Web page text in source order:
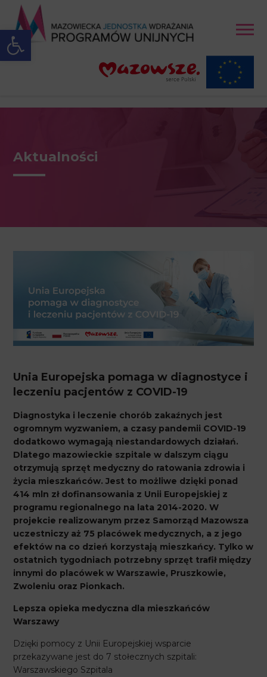
Open toolbar
Aktualności
Unia Europejska pomaga w diagnostyce i
leczeniu pacjentów z COVID-19
Diagnostyka i leczenie chorób zakaźnych jest
ogromnym wyzwaniem, a czasy pandemii COVID-19
dodatkowo wymagają niestandardowych działań.
Dlatego mazowieckie szpitale w dalszym ciągu
otrzymują sprzęt medyczny do ratowania zdrowia i
życia mieszkańców. Jest to możliwe dzięki ponad
414 mln zł dofinansowania z Unii Europejskiej z
programu regionalnego na lata 2014-2020. W
projekcie realizowanym przez Samorząd Mazowsza
uczestniczy aż 75 placówek medycznych, a z jego
efektów na co dzień korzystają mieszkańcy. Tylko w
ostatnich tygodniach potrzebny sprzęt trafił między
innymi do placówek w Warszawie, Pruszkowie,
Zwoleniu oraz Pionkach.
Lepsza opieka medyczna dla mieszkańców
Warszawy
Dzięki pomocy z Unii Europejskiej wsparcie
przekazywane jest do 7 stołecznych szpitali:
Warszawskiego Szpitala